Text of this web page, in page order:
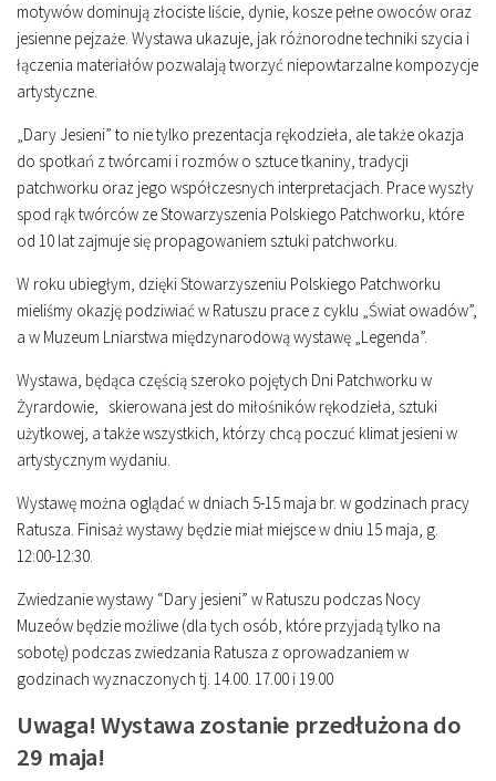
motywów dominują złociste liście, dynie, kosze pełne owoców oraz
jesienne pejzaże. Wystawa ukazuje, jak różnorodne techniki szycia i
łączenia materiałów pozwalają tworzyć niepowtarzalne kompozycje
artystyczne.
„Dary Jesieni” to nie tylko prezentacja rękodzieła, ale także okazja
do spotkań z twórcami i rozmów o sztuce tkaniny, tradycji
patchworku oraz jego współczesnych interpretacjach. Prace wyszły
spod rąk twórców ze Stowarzyszenia Polskiego Patchworku, które
od 10 lat zajmuje się propagowaniem sztuki patchworku.
W roku ubiegłym, dzięki Stowarzyszeniu Polskiego Patchworku
mieliśmy okazję podziwiać w Ratuszu prace z cyklu „Świat owadów”,
a w Muzeum Lniarstwa międzynarodową wystawę „Legenda”.
Wystawa, będąca częścią szeroko pojętych Dni Patchworku w
Żyrardowie, skierowana jest do miłośników rękodzieła, sztuki
użytkowej, a także wszystkich, którzy chcą poczuć klimat jesieni w
artystycznym wydaniu.
Wystawę można oglądać w dniach 5-15 maja br. w godzinach pracy
Ratusza. Finisaż wystawy będzie miał miejsce w dniu 15 maja, g.
12:00-12:30.
Zwiedzanie wystawy “Dary jesieni” w Ratuszu podczas Nocy
Muzeów będzie możliwe (dla tych osób, które przyjadą tylko na
sobotę) podczas zwiedzania Ratusza z oprowadzaniem w
godzinach wyznaczonych tj. 14.00. 17.00 i 19.00
Uwaga! Wystawa zostanie przedłużona do
29 maja!